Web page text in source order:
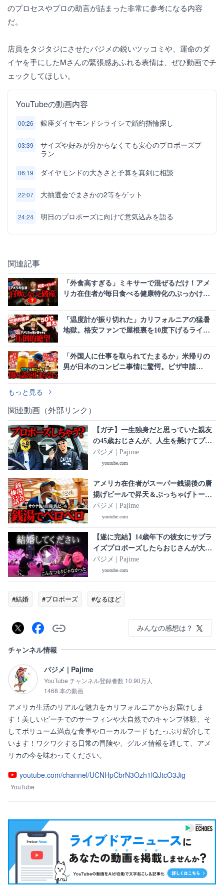
のプロセスやプロの助言が詰まった非常に参考になる内容
だ。
店員をタジタジにさせたパジメの鋭いツッコミや、運命のダ
イヤを手にしたMさんの緊張感あふれる表情は、ぜひ動画でチ
ェックしてほしい。
YouTubeの動画内容
00:26 銀座ダイヤモンドシライシで婚約指輪探し
03:39
サイズや好みが分からなくても安心のプロポーズプ
ラン
06:19 ダイヤモンドの大きさと予算を真剣に相談
22:07 大抽選会でまさかの2等をゲット
24:24 明日のプロポーズに向けて意気込みを語る
関連記事
「外食高すぎる」ミキサーで混ぜるだけ！アメ
リカ在住者が毎日食べる健康特化のぶっかけそ
「温度計が振り切れた」カリフォルニアの猛暑
地獄。格安ファンで屋根裏を10度下げるライフ
「外国人に仕事を取られてたまるか」米帰りの
男が日本のコンビニ事情に驚愕。ビザ申請
もっと見る
関連動画（外部リンク）
【ガチ】一生独身だと思っていた親友
の45歳おじさんが、人生を懸けてプロ
ポーズします💍【プロポーズ大作戦
#1】
パジメ | Pajime
youtube.com
アメリカ在住者がスーパー銭湯後の唐
揚げビールで昇天＆ぶっちゃげトー
ク！おじさん達のプロポーズ秘密会議
パジメ | Pajime
youtube.com
【遂に完結】14歳年下の彼女にサプラ
イズプロポーズしたらおじさんが大号
泣
パジメ | Pajime
youtube.com
#結婚 #プロポーズ #なるほど
みんなの感想は？
チャンネル情報
パジメ | Pajime
YouTube チャンネル登録者数 10.90万人
1468 本の動画
アメリカ生活のリアルな魅力をカリフォルニアからお届けしま
す！美しいビーチでのサーフィンや大自然でのキャンプ体験、そ
してボリューム満点な食事やローカルフードもたっぷり紹介して
います！ワクワクする日常の冒険や、グルメ情報を通して、アメ
リカの今を味わってください。
youtube.com/channel/UCNHpCbrN3Ozh1lQJtcO3Jig
YouTube